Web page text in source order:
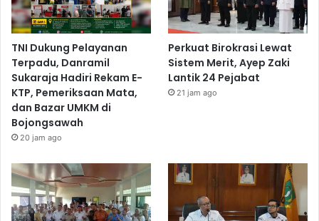
TNI Dukung Pelayanan
Terpadu, Danramil
Sukaraja Hadiri Rekam E-
KTP, Pemeriksaan Mata,
dan Bazar UMKM di
Bojongsawah
20 jam ago
Perkuat Birokrasi Lewat
Sistem Merit, Ayep Zaki
Lantik 24 Pejabat
21 jam ago